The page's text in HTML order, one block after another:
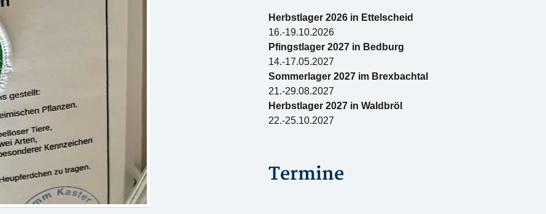
Herbstlager 2026 in Ettelscheid
16.-19.10.2026
Pfingstlager 2027 in Bedburg
14.-17.05.2027
Sommerlager 2027 im Brexbachtal
21.-29.08.2027
Herbstlager 2027 in Waldbröl
22.-25.10.2027
Termine